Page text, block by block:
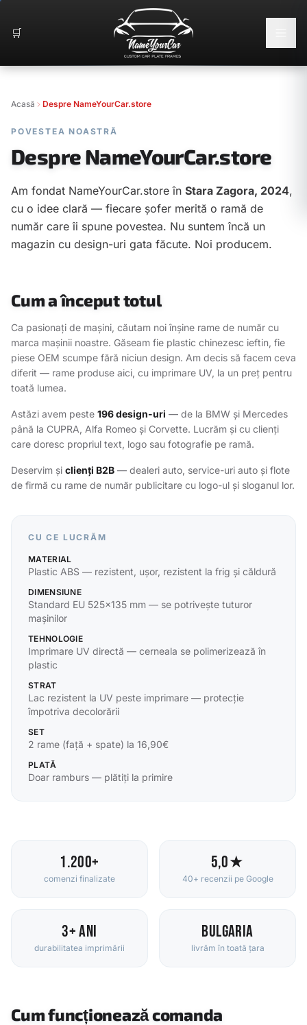
🛒
Acasă Despre NameYourCar.store
POVESTEA NOASTRĂ
Despre NameYourCar.store
Am fondat NameYourCar.store în Stara Zagora, 2024,
cu o idee clară — fiecare șofer merită o ramă de
număr care îi spune povestea. Nu suntem încă un
magazin cu design-uri gata făcute. Noi producem.
Cum a început totul
Ca pasionați de mașini, căutam noi înșine rame de număr cu
marca mașinii noastre. Găseam fie plastic chinezesc ieftin, fie
piese OEM scumpe fără niciun design. Am decis să facem ceva
diferit — rame produse aici, cu imprimare UV, la un preț pentru
toată lumea.
Astăzi avem peste 196 design-uri — de la BMW și Mercedes
până la CUPRA, Alfa Romeo și Corvette. Lucrăm și cu clienți
care doresc propriul text, logo sau fotografie pe ramă.
Deservim și clienți B2B — dealeri auto, service-uri auto și flote
de firmă cu rame de număr publicitare cu logo-ul și sloganul lor.
CU CE LUCRĂM
MATERIAL
Plastic ABS — rezistent, ușor, rezistent la frig și căldură
DIMENSIUNE
Standard EU 525×135 mm — se potrivește tuturor
mașinilor
TEHNOLOGIE
Imprimare UV directă — cerneala se polimerizează în
plastic
STRAT
Lac rezistent la UV peste imprimare — protecție
împotriva decolorării
SET
2 rame (față + spate) la 16,90€
PLATĂ
Doar ramburs — plătiți la primire
1.200+
comenzi finalizate
5,0★
40+ recenzii pe Google
3+ ani
durabilitatea imprimării
Bulgaria
livrăm în toată țara
Cum funcționează comanda